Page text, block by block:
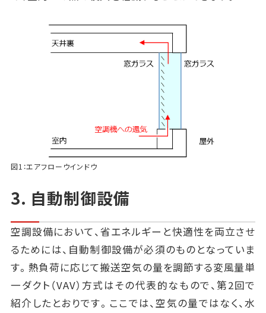
図1：エアフローウインドウ
3. 自動制御設備
空調設備において、省エネルギーと快適性を両立させ
るためには、自動制御設備が必須のものとなっていま
す。熱負荷に応じて搬送空気の量を調節する変風量単
一ダクト（VAV）方式はその代表的なもので、第2回で
紹介したとおりです。ここでは、空気の量ではなく、水